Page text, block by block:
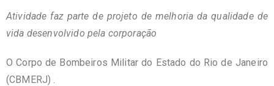
Atividade faz parte de projeto de melhoria da qualidade de
vida desenvolvido pela corporação
O Corpo de Bombeiros Militar do Estado do Rio de Janeiro
(CBMERJ) .